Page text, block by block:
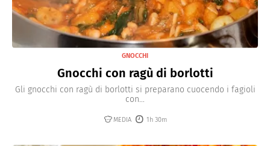
GNOCCHI
Gnocchi con ragù di borlotti
Gli gnocchi con ragù di borlotti si preparano cuocendo i fagioli
con...
MEDIA 1h 30m